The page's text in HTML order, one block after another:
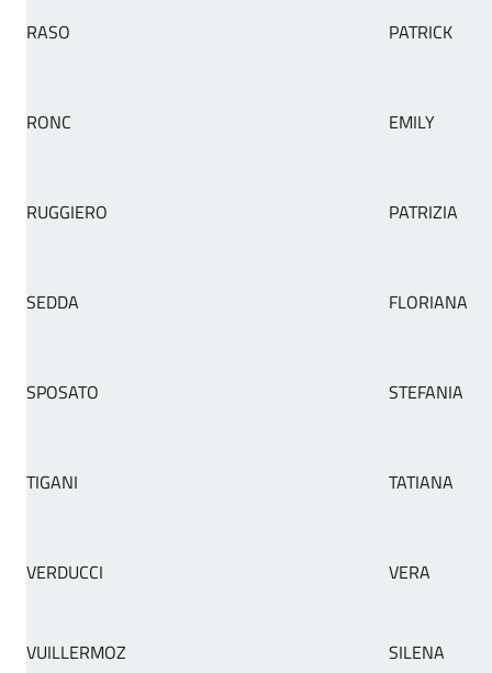
RASO PATRICK
RONC EMILY
RUGGIERO PATRIZIA
SEDDA FLORIANA
SPOSATO STEFANIA
TIGANI TATIANA
VERDUCCI VERA
VUILLERMOZ SILENA